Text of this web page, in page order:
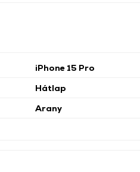
iPhone 15 Pro
Hátlap
Arany